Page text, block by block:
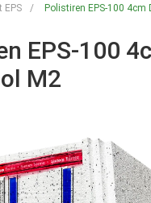
EPS
/ Polistiren EPS-100
EPS-100
M2